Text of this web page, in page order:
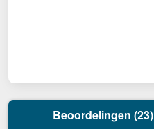
Beoordelingen (23)